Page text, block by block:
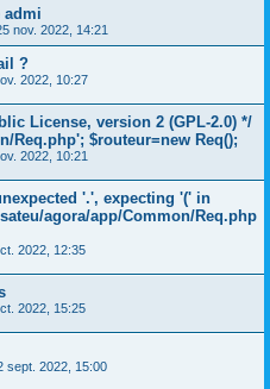
admi
nov. 2022, 14:21
?
2022, 10:27
License, version 2 (GPL-2.0) */
Req.php'; $routeur=new Req();
2022, 10:21
'.', expecting '(' in
agora/app/Common/Req.php
2022, 12:35
2022, 15:25
sept. 2022, 15:00